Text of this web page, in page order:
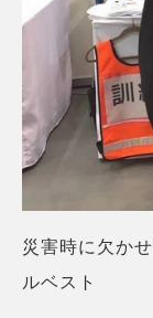
災害時に欠か
ルベスト